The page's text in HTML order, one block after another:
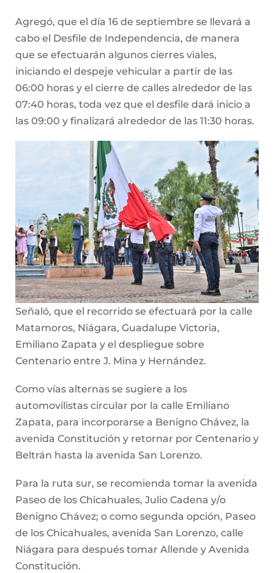
Agregó, que el día 16 de septiembre se llevará a
cabo el Desfile de Independencia, de manera
que se efectuarán algunos cierres viales,
iniciando el despeje vehicular a partir de las
06:00 horas y el cierre de calles alrededor de las
07:40 horas, toda vez que el desfile dará inicio a
las 09:00 y finalizará alrededor de las 11:30 horas.
Señaló, que el recorrido se efectuará por la calle
Matamoros, Niágara, Guadalupe Victoria,
Emiliano Zapata y el despliegue sobre
Centenario entre J. Mina y Hernández.
Como vías alternas se sugiere a los
automovilistas circular por la calle Emiliano
Zapata, para incorporarse a Benigno Chávez, la
avenida Constitución y retornar por Centenario y
Beltrán hasta la avenida San Lorenzo.
Para la ruta sur, se recomienda tomar la avenida
Paseo de los Chicahuales, Julio Cadena y/o
Benigno Chávez; o como segunda opción, Paseo
de los Chicahuales, avenida San Lorenzo, calle
Niágara para después tomar Allende y Avenida
Constitución.